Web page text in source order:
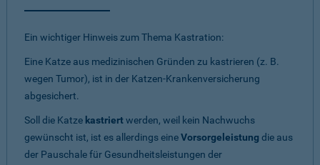
Ein wichtiger Hinweis zum Thema Kastration:
Eine Katze aus medizinischen Gründen zu kastrieren (z. B.
wegen Tumor), ist in der Katzen-Krankenversicherung
abgesichert.
Soll die Katze kastriertwerden, weil kein Nachwuchs
gewünscht ist, ist es allerdings eineVorsorgeleistung die aus
der Pauschale für Gesundheitsleistungen der